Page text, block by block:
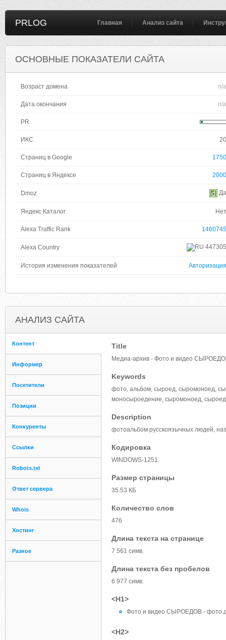
PRLOG Главная Анализ сайта
ОСНОВНЫЕ ПОКАЗАТЕЛИ САЙТА
Возраст домена n/a
Дата окончания n/a
PR
ИКС 20
Страниц в Google 1750
Страниц в Яндексе 2000
Dmoz Да
Яндекс Каталог Нет
Alexa Traffic Rank 1460745
Alexa Country 447305
История изменения показателей Авторизация
АНАЛИЗ САЙТА
Контент
Информер
Посетители
Позиции
Конкуренты
Ссылки
Robots.txt
Ответ сервера
Whois
Хостинг
Разное
Title
Медиа-архив - Фото и видео
Keywords
фото, альбом, сыроед, сыромоноед,
моносыроедение, сыромоноед,
Description
фотоальбом русскоязычных людей,
Кодировка
WINDOWS-1251
Размер страницы
35.53 КБ
Количество слов
476
Длина текста на странице
7 561 симв.
Длина текста без пробелов
6 977 симв.
<H1>
Фото и видео СЫРОЕДОВ - фото
<H2>